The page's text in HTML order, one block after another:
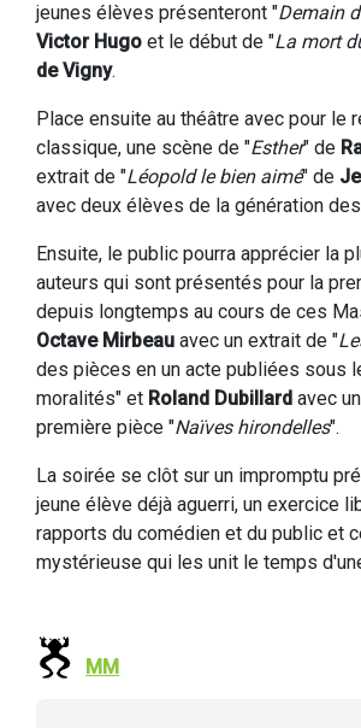
jeunes élèves présenteront "Demain
Victor Hugo et le début de "La mort
de Vigny.
Place ensuite au théâtre avec pour le
classique, une scène de "Esther" de
extrait de "Léopold le bien aimé" de
avec deux élèves de la génération
Ensuite, le public pourra apprécier la
auteurs qui sont présentés pour la
depuis longtemps au cours de ces
Octave Mirbeau avec un extrait de "
des pièces en un acte publiées sous
moralités" et Roland Dubillard avec
première pièce "Naïves hirondelles".
La soirée se clôt sur un impromptu
jeune élève déjà aguerri, un exercice
rapports du comédien et du public et
mystérieuse qui les unit le temps
MM